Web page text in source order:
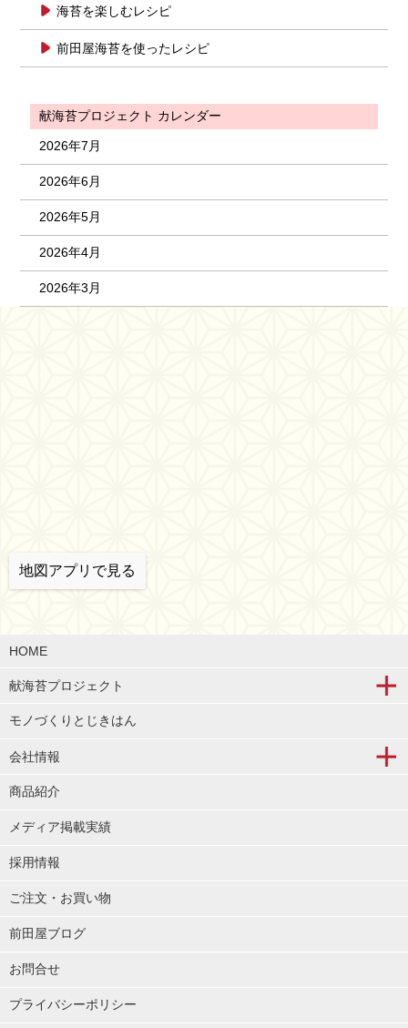
海苔を楽しむレシピ
前田屋海苔を使ったレシピ
献海苔プロジェクト カレンダー
2026年7月
2026年6月
2026年5月
2026年4月
2026年3月
地図アプリで見る
HOME
献海苔プロジェクト
モノづくりとじきはん
会社情報
商品紹介
メディア掲載実績
採用情報
ご注文・お買い物
前田屋ブログ
お問合せ
プライバシーポリシー